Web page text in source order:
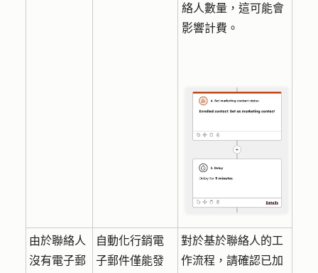
絡人數量，這可能會
影響計費。
由於聯絡人
沒有電子郵
自動化行銷電
子郵件僅能發
對於基於聯絡人的工
作流程，請確認已加